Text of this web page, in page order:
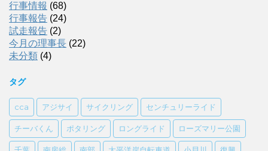
行事情報 (68)
行事報告 (24)
試走報告 (2)
今月の理事長 (22)
未分類 (4)
タグ
cca アジサイ サイクリング センチュリーライド
チーバくん ポタリング ロングライド ローズマリー公園